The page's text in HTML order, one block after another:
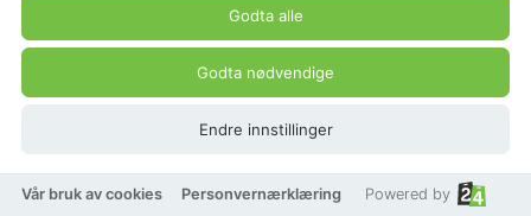
Godta alle
Godta nødvendige
Endre innstillinger
Vår bruk av cookies Personvernærklæring Powered by